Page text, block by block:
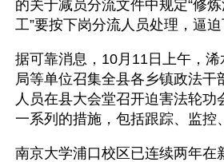
的关于减员分流文件中规定“修
工”要按下岗分流人员处理，逼迫
据可靠消息，10月11日上午，
局等单位召集全县各乡镇政法干
人员在县大会堂召开迫害法轮功
一系列的措施，包括跟踪、监控
南京大学浦口校区已连续两年在